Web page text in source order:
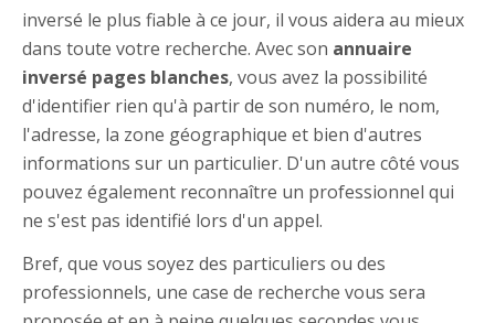
inversé le plus fiable à ce jour, il vous aidera au mieux
dans toute votre recherche. Avec son annuaire
inversé pages blanches, vous avez la possibilité
d'identifier rien qu'à partir de son numéro, le nom,
l'adresse, la zone géographique et bien d'autres
informations sur un particulier. D'un autre côté vous
pouvez également reconnaître un professionnel qui
ne s'est pas identifié lors d'un appel.
Bref, que vous soyez des particuliers ou des
professionnels, une case de recherche vous sera